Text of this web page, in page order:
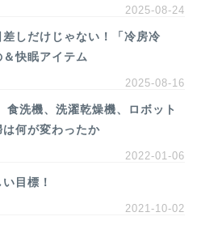
2025-08-24
差しだけじゃない！「冷房冷
快眠アイテム
2025-08-16
食洗機、洗濯乾燥機、ロボット
何が変わったか
2022-01-06
目標！
2021-10-02